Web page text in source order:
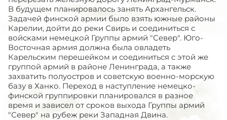
В будущем планировалось занять Архангельск.
Задачей финской армии было взять южные районы
Карелии, дойти до реки Свирь и соединиться с
войсками немецкой Группы армий "Север". Юго-
Восточная армия должна была овладеть
Карельским перешейком и соединиться с этой же
группой армий в районе Ленинграда, а также
захватить полуостров и советскую военно-морскую
базу в Ханко. Переход в наступление немецко-
финской группировки планировался в разное
время и зависел от сроков выхода Группы армий
"Север" на рубеж реки Западная Двина.